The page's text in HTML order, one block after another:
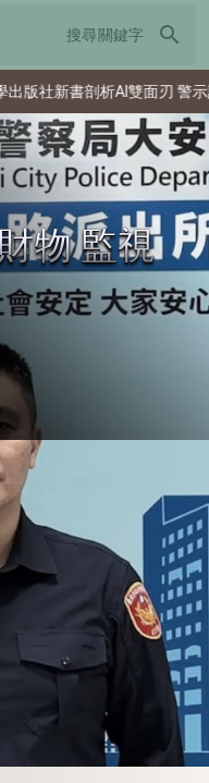
search
新書剖析AI雙面刃 警示誤用
物 監視